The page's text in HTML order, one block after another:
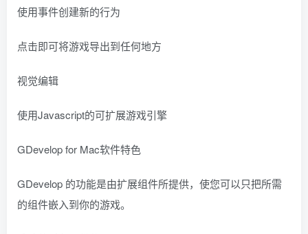
使用事件创建新的行为
点击即可将游戏导出到任何地方
视觉编辑
使用Javascript的可扩展游戏引擎
GDevelop for Mac软件特色
GDevelop 的功能是由扩展组件所提供，使您可以只把所需
的组件嵌入到你的游戏。